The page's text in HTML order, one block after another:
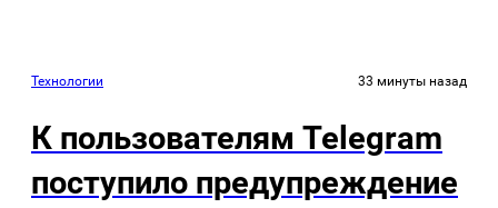
Технологии 33 минуты назад
К пользователям Telegram
поступило предупреждение